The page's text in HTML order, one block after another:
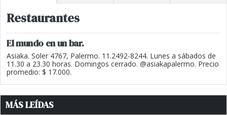
Restaurantes
El mundo en un bar.
Asiaka. Soler 4767, Palermo. 11.2492-8244. Lunes a sábados de
11.30 a 23.30 horas. Domingos cerrado. @asiakapalermo. Precio
promedio: $ 17.000.
MÁS LEÍDAS